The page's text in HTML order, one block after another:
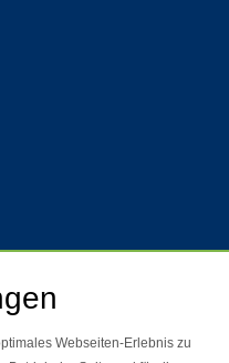
Webseiten-Erlebnis zu